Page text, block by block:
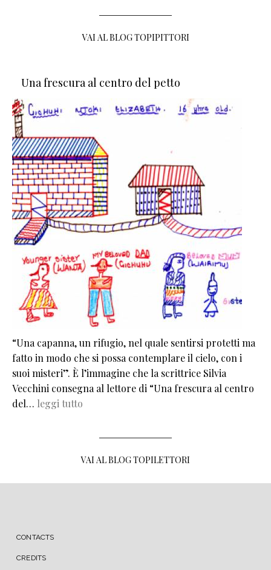
VAI AL BLOG TOPIPITTORI
Una frescura al centro del petto
“Una capanna, un rifugio, nel quale sentirsi protetti ma
fatto in modo che si possa contemplare il cielo, con i
suoi misteri”. È l’immagine che la scrittrice Silvia
Vecchini consegna al lettore di “Una frescura al centro
del… leggi tutto
VAI AL BLOG TOPILETTORI
MENU FOOTER
CONTACTS
CREDITS